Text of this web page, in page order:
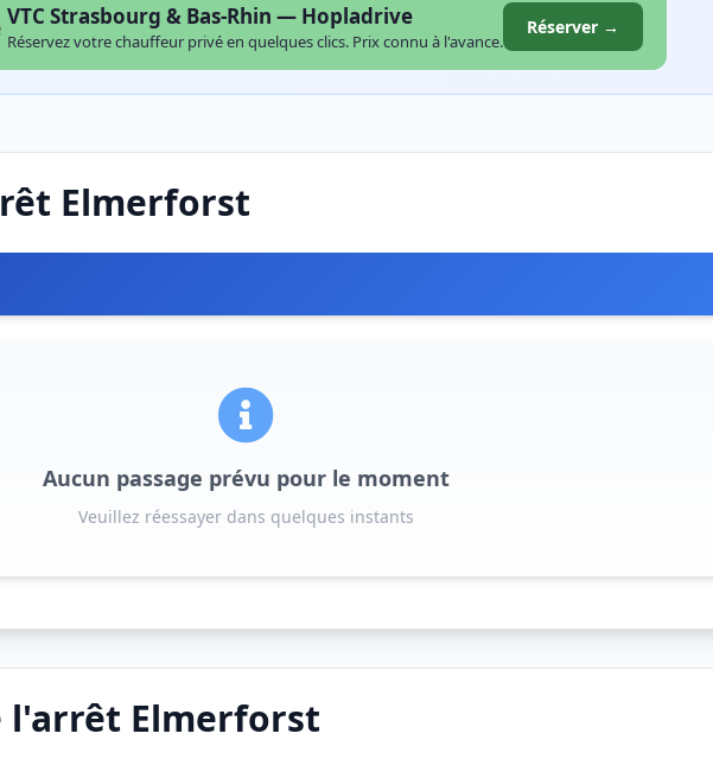
VTC Strasbourg & Bas-Rhin — Hopladrive
Réservez votre chauffeur privé en quelques clics. Prix connu à l'avance.
Réserver →
Elmerforst
Aucun passage prévu pour le moment
Veuillez réessayer dans quelques instants
l'arrêt Elmerforst